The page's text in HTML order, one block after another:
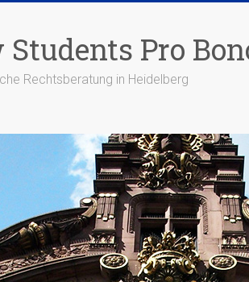
Students Pro
Rechtsberatung in Heidelberg